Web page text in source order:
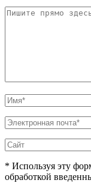
* Используя эту
обработкой